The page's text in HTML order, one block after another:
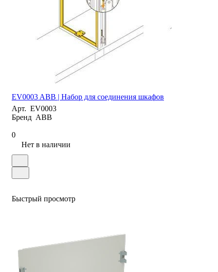
EV0003 ABB | Набор для соединения шкафов
Арт. EV0003
Бренд ABB
0
Нет в наличии
Быстрый просмотр